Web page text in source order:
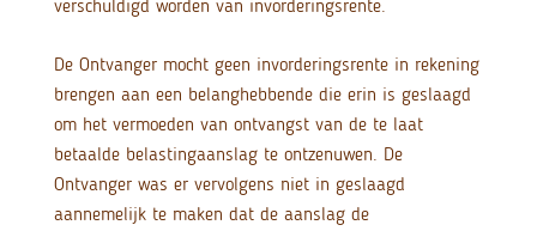
verschuldigd worden van invorderingsrente.
De Ontvanger mocht geen invorderingsrente in rekening
brengen aan een belanghebbende die erin is geslaagd
om het vermoeden van ontvangst van de te laat
betaalde belastingaanslag te ontzenuwen. De
Ontvanger was er vervolgens niet in geslaagd
aannemelijk te maken dat de aanslag de